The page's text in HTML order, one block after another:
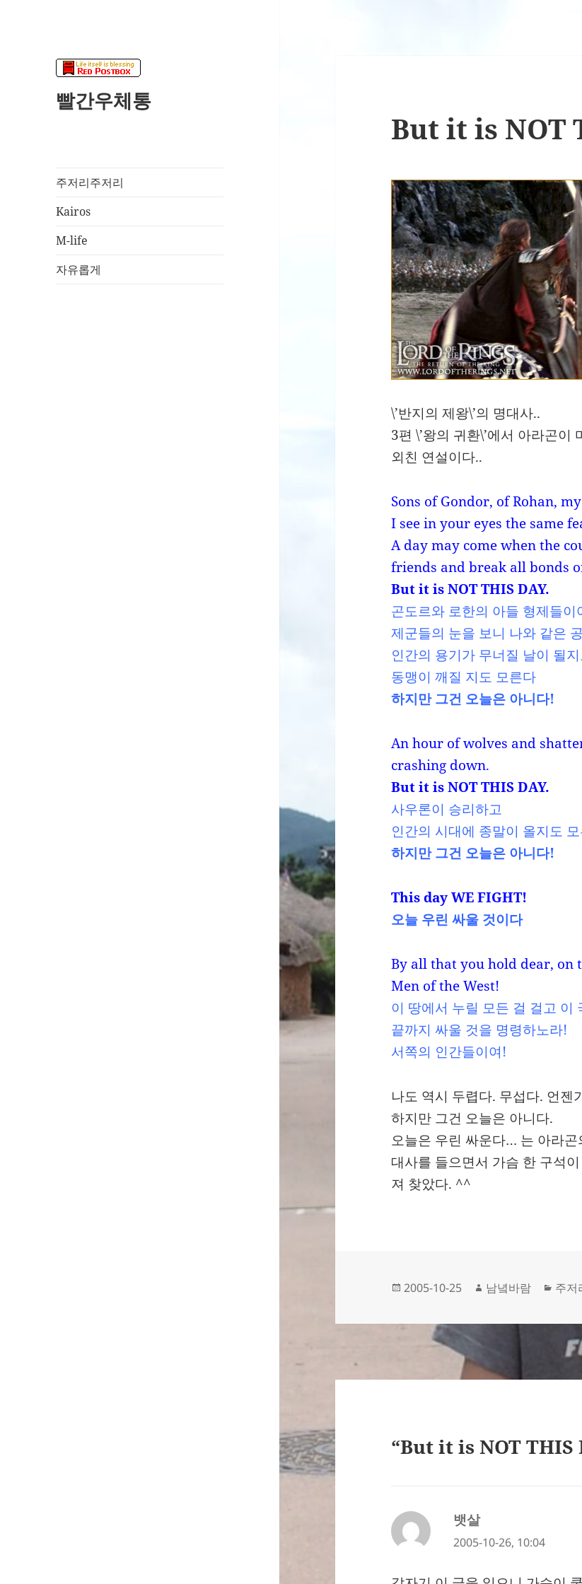
빨간우체통
주저리주저리
Kairos
M-life
자유롭게
But it is NOT
\’반지의 제왕\’의 명대사..
3편 \’왕의 귀환\’에서 아라곤
외친 연설이다..
Sons of Gondor, of Rohan,
I see in your eyes the same
A day may come when the
friends and break all bonds
But it is NOT THIS DAY.
곤도르와 로한의 아들 형제들이
제군들의 눈을 보니 나와 같은
인간의 용기가 무너질 날이 될
동맹이 깨질 지도 모른다
하지만 그건 오늘은 아니다!
An hour of wolves and
crashing down.
But it is NOT THIS DAY.
사우론이 승리하고
인간의 시대에 종말이 올지도
하지만 그건 오늘은 아니다!
This day WE FIGHT!
오늘 우린 싸울 것이다
By all that you hold dear, on
Men of the West!
이 땅에서 누릴 모든 걸 걸고 이
끝까지 싸울 것을 명령하노라!
서쪽의 인간들이여!
나도 역시 두렵다. 무섭다. 언젠
하지만 그건 오늘은 아니다.
오늘은 우린 싸운다… 는 아라곤
대사를 들으면서 가슴 한 구석
져 찾았다. ^^
작
일
2005-10-25
글
이
남녘바람
카
고
주저
“But it is NOT THIS
뱃살댓
글:
2005-10-26, 10:04